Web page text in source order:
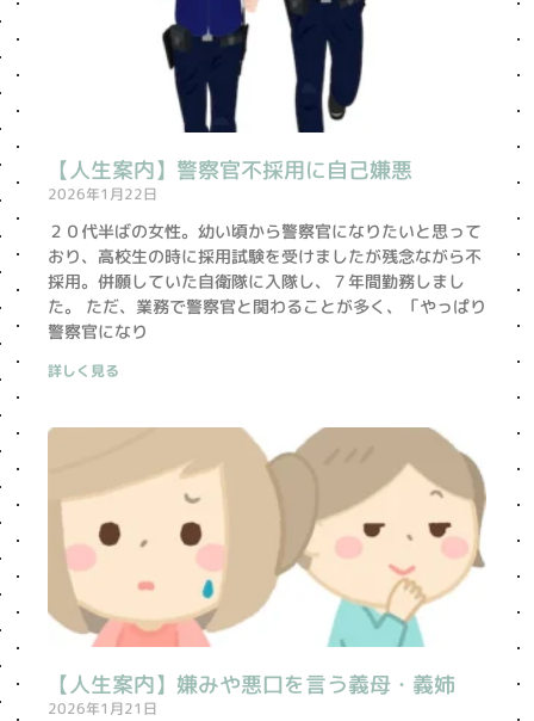
【人生案内】警察官不採用に自己嫌悪
2026年1月22日
２０代半ばの女性。幼い頃から警察官になりたいと思って
おり、高校生の時に採用試験を受けましたが残念ながら不
採用。併願していた自衛隊に入隊し、７年間勤務しまし
た。 ただ、業務で警察官と関わることが多く、「やっぱり
警察官になり
詳しく見る
【人生案内】嫌みや悪口を言う義母・義姉
2026年1月21日